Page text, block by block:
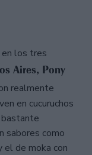
los tres
Aires, Pony
realmente
en cucuruchos
sabores como
el de moka con